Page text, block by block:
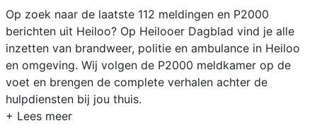
Op zoek naar de laatste 112 meldingen en P2000
berichten uit Heiloo? Op Heilooer Dagblad vind je alle
inzetten van brandweer, politie en ambulance in Heiloo
en omgeving. Wij volgen de P2000 meldkamer op de
voet en brengen de complete verhalen achter de
hulpdiensten bij jou thuis.